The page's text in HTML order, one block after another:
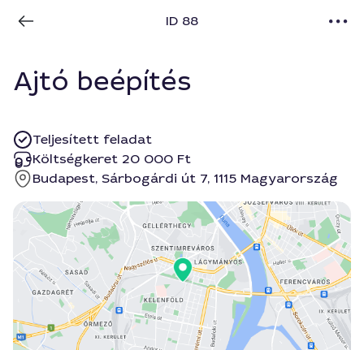
ID 88
Ajtó beépítés
Teljesített feladat
Költségkeret 20 000 Ft
Budapest, Sárbogárdi út 7, 1115 Magyarország